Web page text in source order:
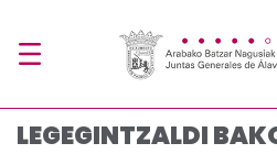
LEGEGINTZALDI